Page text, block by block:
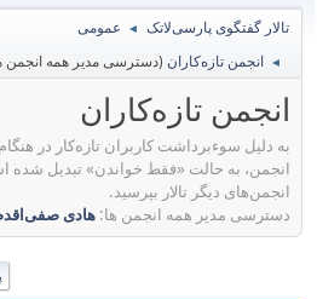
تالار گفتگوی پارسی‌لاتک ◄ عمومی
◄ انجمن تازه‌کاران (دسترسی مدیر همه انجمن
انجمن تازه‌کاران
به دلیل سوء‌برداشت کاربران تازه‌کار در
انجمن، به حالت «فقط خواندن» تبدیل شده
انجمن‌های دیگر تالار بپرسید.
دسترسی مدیر همه انجمن ها: هادی